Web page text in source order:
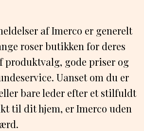
af Imerco er generelt
roser butikken for deres
produktvalg, gode priser og
Uanset om du er
bare leder efter et stilfuldt
til dit hjem, er Imerco uden